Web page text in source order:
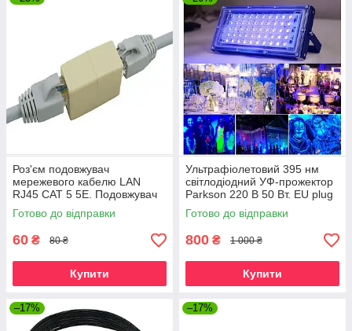
Роз'єм подовжувач
мережевого кабелю LAN
RJ45 CAT 5 5E. Подовжувач
мережевого кабелю Ethernet.
Готово до відправки
60 ₴ 80 ₴
Купити
Ультрафіолетовий 395 нм
світлодіодний УФ-прожектор
Parkson 220 В 50 Вт. EU plug
Готово до відправки
800 ₴ 1 000 ₴
Купити
–17% –17%